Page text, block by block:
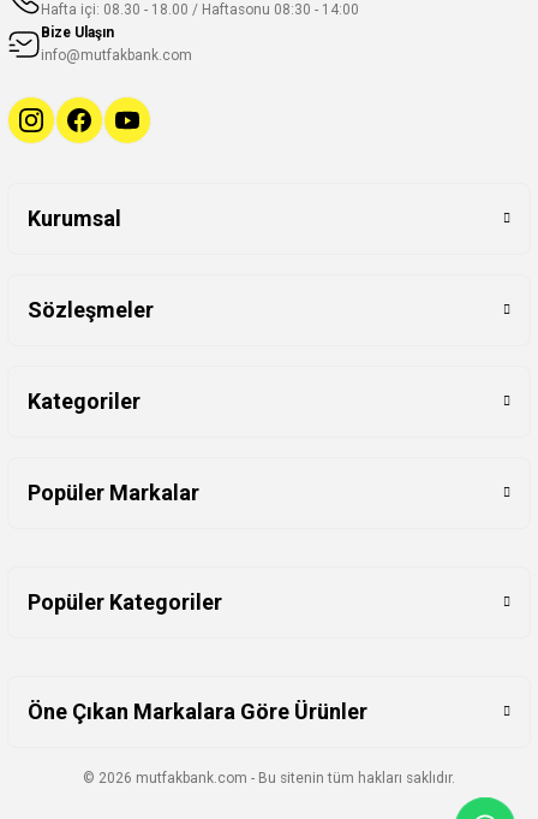
Hafta içi: 08.30 - 18.00 / Haftasonu 08:30 - 14:00
Bize Ulaşın
info@mutfakbank.com
Kurumsal
Sözleşmeler
Kategoriler
Popüler Markalar
Popüler Kategoriler
Öne Çıkan Markalara Göre Ürünler
© 2026 mutfakbank.com - Bu sitenin tüm hakları saklıdır.